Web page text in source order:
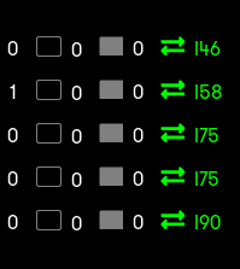
0 0 0
I46
1 0 0
I58
0 0 0
I75
0 0 0
I75
0 0 0 I90